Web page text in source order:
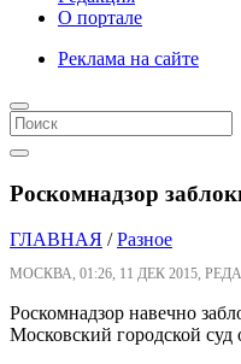
О портале
Реклама на сайте
Роскомнадзор
ГЛАВНАЯ /Разное
МОСКВА, 01:26, 11 ДЕК 2015,
Роскомнадзор навечно
Московский городской суд